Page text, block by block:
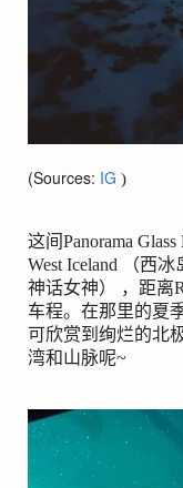
(Sources: IG )
这间Panorama Glass
West Iceland
（西
神话女神） ，距离
车程。在那里的夏
可欣赏到绚烂的北
湾和山脉呢~